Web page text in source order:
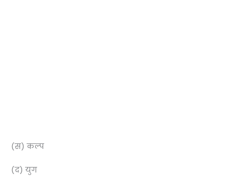
(स) कल्प
(द) युग